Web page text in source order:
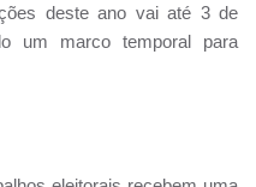
deste ano vai até 3 de
um marco temporal para